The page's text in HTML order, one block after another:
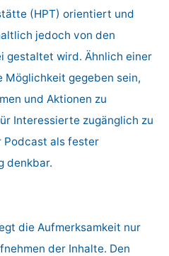
(HPT) orientiert und
jedoch von den
gestaltet wird. Ähnlich einer
Möglichkeit gegeben sein,
und Aktionen zu
Interessierte zugänglich zu
Podcast als fester
denkbar.
die Aufmerksamkeit nur
der Inhalte. Den